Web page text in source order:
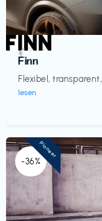
Automobil
Finn
Flexibel,
lesen
€‎
-36%
Pioneer